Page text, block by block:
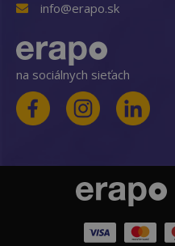
info@erapo.sk
na sociálnych sieťach